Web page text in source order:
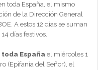
toda España, el mismo
de la Dirección General
A estos 12 días se suman
días festivos.
España el miércoles 1
(Epifanía del Señor), el